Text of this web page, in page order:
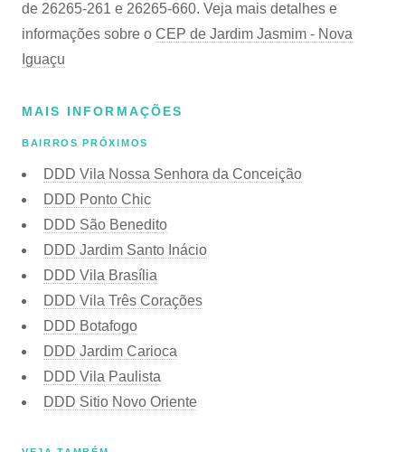
de 26265-261 e 26265-660. Veja mais detalhes e
informações sobre o CEP de Jardim Jasmim - Nova
Iguaçu
MAIS INFORMAÇÕES
BAIRROS PRÓXIMOS
DDD Vila Nossa Senhora da Conceição
DDD Ponto Chic
DDD São Benedito
DDD Jardim Santo Inácio
DDD Vila Brasília
DDD Vila Três Corações
DDD Botafogo
DDD Jardim Carioca
DDD Vila Paulista
DDD Sitio Novo Oriente